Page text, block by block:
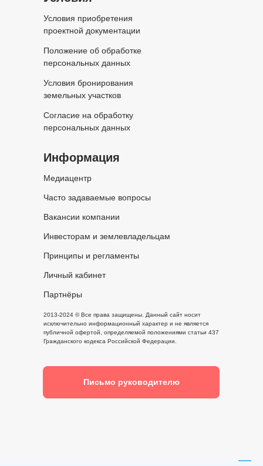
2013-2024 © Все права защищены. Данный сайт носит
исключительно информационный характер и не является
публичной офертой, определяемой положениями статьи 437
Гражданского кодекса Российской Федерации.
Информация
Условия приобретения
проектной документации
Медиацентр
Положение об обработке
персональных данных
Часто задаваемые вопросы
Условия бронирования
земельных участков
Вакансии компании
Согласие на обработку
персональных данных
Инвесторам и землевладельцам
Принципы и регламенты
Личный кабинет
Письмо руководителю
Партнёры